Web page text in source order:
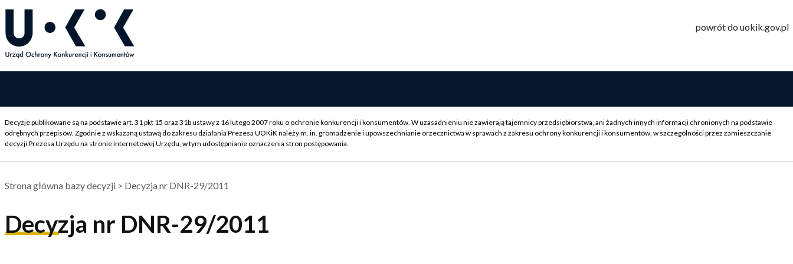
powrót do uokik.gov.pl
Decyzje publikowane są na podstawie art. 31 pkt 15 oraz 31b ustawy z 16 lutego 2007 roku o ochronie konkurencji i konsumentów. W uzasadnieniu nie zawierają tajemnicy przedsiębiorstwa, ani żadnych innych informacji chronionych na podstawie
odrębnych przepisów. Zgodnie z wskazaną ustawą do zakresu działania Prezesa UOKiK należy m. in. gromadzenie i upowszechnianie orzecznictwa w sprawach z zakresu ochrony konkurencji i konsumentów, w szczególności przez zamieszczanie
decyzji Prezesa Urzędu na stronie internetowej Urzędu, w tym udostępnianie oznaczenia stron postępowania.
Strona główna bazy decyzji> Decyzja nr DNR-29/2011
Decyzja nr DNR-29/2011